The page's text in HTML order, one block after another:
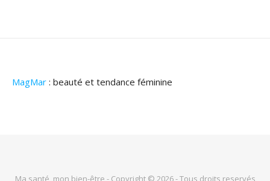
MagMar : beauté et tendance féminine
Ma santé, mon bien-être - Copyright © 2026 - Tous droits reservés